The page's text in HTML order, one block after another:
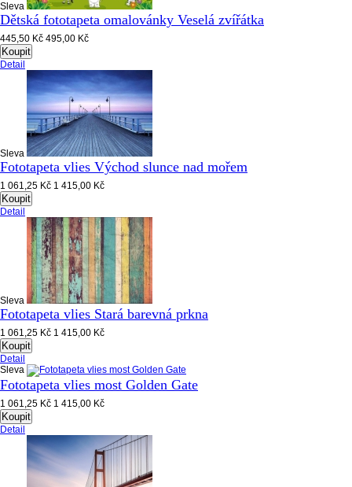
Sleva
Dětská fototapeta omalovánky Veselá zvířátka
445,50 Kč 495,00 Kč
Koupit
Detail
Sleva
Fototapeta vlies Východ slunce nad mořem
1 061,25 Kč 1 415,00 Kč
Koupit
Detail
Sleva
Fototapeta vlies Stará barevná prkna
1 061,25 Kč 1 415,00 Kč
Koupit
Detail
Sleva
Fototapeta vlies most Golden Gate
1 061,25 Kč 1 415,00 Kč
Koupit
Detail